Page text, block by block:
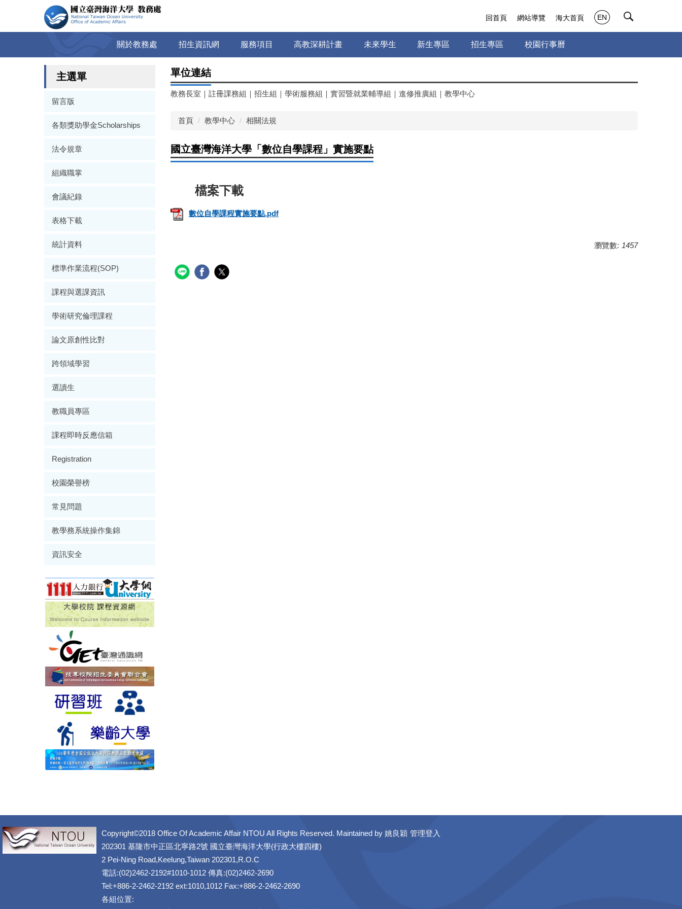
關於教務處 招生資訊網 服務項目 高教深耕計畫 未來學生 新生專區 招生專區 校園行事曆
回首頁 網站導覽 海大首頁 EN
主選單
留言版
各類獎助學金Scholarships
法令規章
組織職掌
會議紀錄
表格下載
統計資料
標準作業流程(SOP)
課程與選課資訊
學術研究倫理課程
論文原創性比對
跨領域學習
選讀生
教職員專區
課程即時反應信箱
Registration
校園榮譽榜
常見問題
教學務系統操作集錦
資訊安全
單位連結
教務長室 ｜ 註冊課務組 ｜ 招生組 ｜ 學術服務組 ｜ 實習暨就業輔導組 ｜ 進修推廣組 ｜ 教學中心
首頁 教學中心 相關法規
國立臺灣海洋大學「數位自學課程」實施要點
數位自學課程實施要點.pdf
瀏覽數: 1457
Copyright©2018 Office Of Academic Affair NTOU All Rights Reserved. Maintained by 姚良穎 管理登入
202301 基隆市中正區北寧路2號 國立臺灣海洋大學(行政大樓四樓)
2 Pei-Ning Road,Keelung,Taiwan 202301,R.O.C
電話:(02)2462-2192#1010-1012 傳真:(02)2462-2690
Tel:+886-2-2462-2192 ext:1010,1012 Fax:+886-2-2462-2690
各組位置: